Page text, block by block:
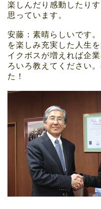
楽しんだり感動したり
思っています。
安藤：素晴らしいです
を楽しみ充実した人生
イクボスが増えれば企
ろいろ教えてください
た！